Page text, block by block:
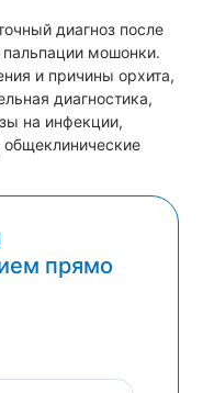
диагноз после
мошонки.
и причины орхита,
диагностика,
на инфекции,
прямо